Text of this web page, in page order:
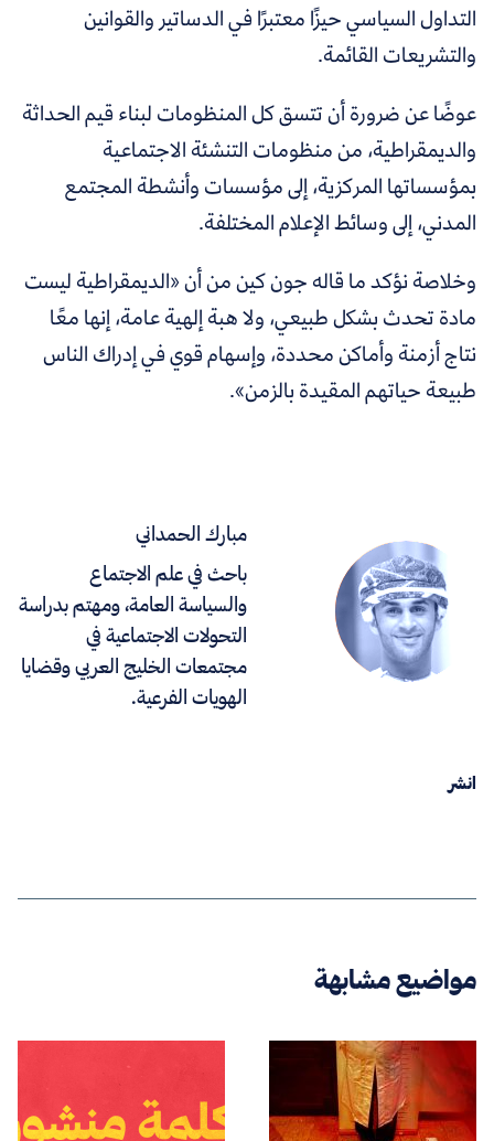
مبارك الحمداني
باحث في علم الاجتماع
والسياسة العامة، ومهتم بدراسة
التحولات الاجتماعية في
مجتمعات الخليج العربي وقضايا
الهويات الفرعية.
انشر
التداول السياسي حيزًا معتبرًا في الدساتير والقوانين
والتشريعات القائمة.
عوضًا عن ضرورة أن تتسق كل المنظومات لبناء قيم الحداثة
والديمقراطية، من منظومات التنشئة الاجتماعية
بمؤسساتها المركزية، إلى مؤسسات وأنشطة المجتمع
المدني، إلى وسائط الإعلام المختلفة.
وخلاصة نؤكد ما قاله جون كين من أن «الديمقراطية ليست
مادة تحدث بشكل طبيعي، ولا هبة إلهية عامة، إنها معًا
نتاج أزمنة وأماكن محددة، وإسهام قوي في إدراك الناس
طبيعة حياتهم المقيدة بالزمن».
مواضيع مشابهة